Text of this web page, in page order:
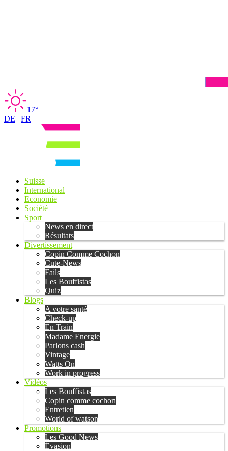
17°
DE | FR
Suisse
International
Economie
Société
Sport
News en direct
Résultats
Divertissement
Copin Comme Cochon
Cute-News
Fails
Les Bouffistas
Quiz
Blogs
A votre santé
Check-up
En Train
Madame Energie
Parlons cash
Vintage
Watts On
Work in progress
Vidéos
Les Bouffistas
Copin comme cochon
Entretien
World of watson
Promotions
Les Good News
Évasion